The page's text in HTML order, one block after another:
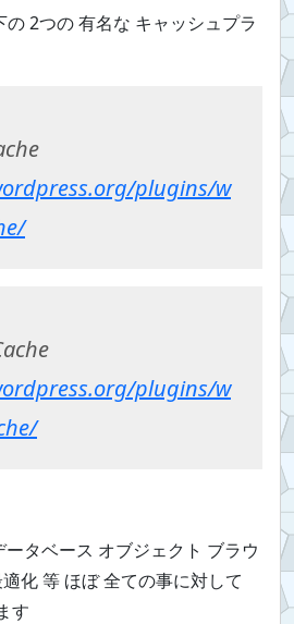
2つの 有名な キャッシュプラ
plugins/w
plugins/w
タベース オブジェクト ブラウ
化 等 ほぼ 全ての事に対して
す